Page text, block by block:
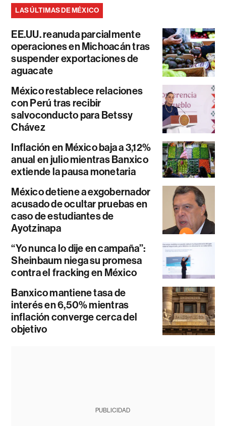
LAS ÚLTIMAS DE MÉXICO
EE.UU. reanuda parcialmente
operaciones en Michoacán tras
suspender exportaciones de
aguacate
México restablece relaciones
con Perú tras recibir
salvoconducto para Betssy
Chávez
Inflación en México baja a 3,12%
anual en julio mientras Banxico
extiende la pausa monetaria
México detiene a exgobernador
acusado de ocultar pruebas en
caso de estudiantes de
Ayotzinapa
“Yo nunca lo dije en campaña”:
Sheinbaum niega su promesa
contra el fracking en México
Banxico mantiene tasa de
interés en 6,50% mientras
inflación converge cerca del
objetivo
PUBLICIDAD